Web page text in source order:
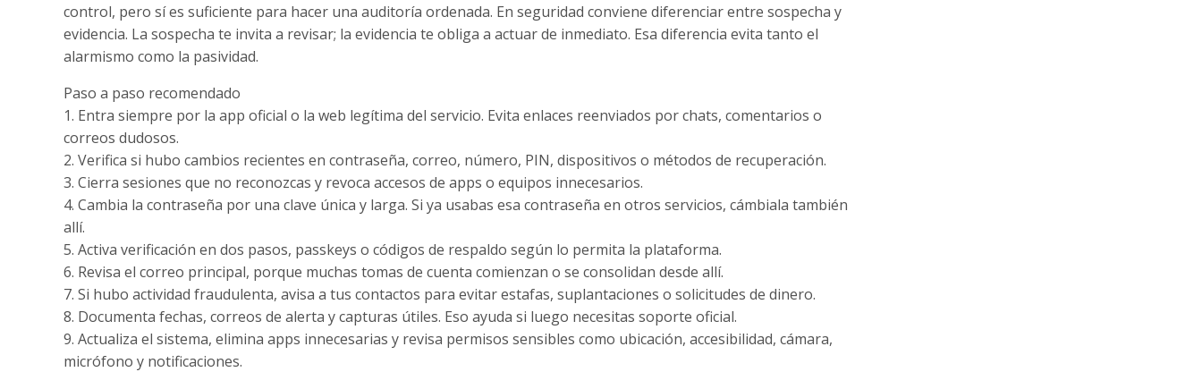
control, pero sí es suficiente para hacer una auditoría ordenada. En seguridad conviene diferenciar entre sospecha y
evidencia. La sospecha te invita a revisar; la evidencia te obliga a actuar de inmediato. Esa diferencia evita tanto el
alarmismo como la pasividad.
Paso a paso recomendado
1. Entra siempre por la app oficial o la web legítima del servicio. Evita enlaces reenviados por chats, comentarios o
correos dudosos.
2. Verifica si hubo cambios recientes en contraseña, correo, número, PIN, dispositivos o métodos de recuperación.
3. Cierra sesiones que no reconozcas y revoca accesos de apps o equipos innecesarios.
4. Cambia la contraseña por una clave única y larga. Si ya usabas esa contraseña en otros servicios, cámbiala también
allí.
5. Activa verificación en dos pasos, passkeys o códigos de respaldo según lo permita la plataforma.
6. Revisa el correo principal, porque muchas tomas de cuenta comienzan o se consolidan desde allí.
7. Si hubo actividad fraudulenta, avisa a tus contactos para evitar estafas, suplantaciones o solicitudes de dinero.
8. Documenta fechas, correos de alerta y capturas útiles. Eso ayuda si luego necesitas soporte oficial.
9. Actualiza el sistema, elimina apps innecesarias y revisa permisos sensibles como ubicación, accesibilidad, cámara,
micrófono y notificaciones.